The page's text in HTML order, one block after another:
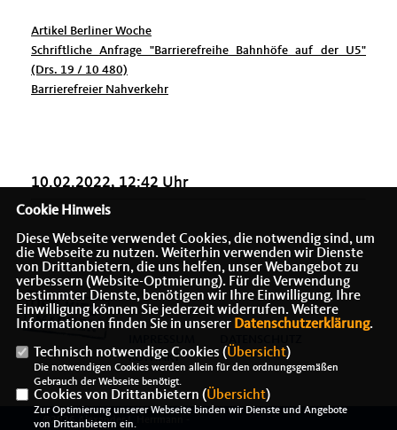
Artikel Berliner Woche
Schriftliche Anfrage "Barrierefreihe Bahnhöfe auf der U5"
(Drs. 19 / 10 480)
Barrierefreier Nahverkehr
10.02.2022, 12:42 Uhr
KONTAKT
@2026 Alexander J. Herrmann -
Cookie Hinweis
Diese Webseite verwendet Cookies, die notwendig sind, um
die Webseite zu nutzen. Weiterhin verwenden wir Dienste
von Drittanbietern, die uns helfen, unser Webangebot zu
verbessern (Website-Optmierung). Für die Verwendung
bestimmter Dienste, benötigen wir Ihre Einwilligung. Ihre
Einwilligung können Sie jederzeit widerrufen. Weitere
Informationen finden Sie in unserer Datenschutzerklärung.
Technisch notwendige Cookies (Übersicht)
Die notwendigen Cookies werden allein für den ordnungsgemäßen
Gebrauch der Webseite benötigt.
Cookies von Drittanbietern (Übersicht)
Zur Optimierung unserer Webseite binden wir Dienste und Angebote
von Drittanbietern ein.